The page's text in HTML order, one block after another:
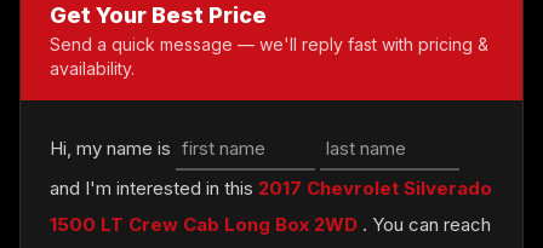
Get Your Best Price
Send a quick message — we'll reply fast with pricing &
availability.
Hi, my name is
and I'm interested in this 2017 Chevrolet Silverado
1500 LT Crew Cab Long Box 2WD . You can reach